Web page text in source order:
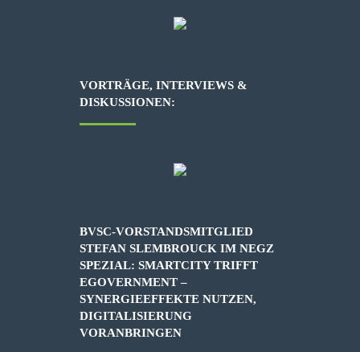
VORTRÄGE, INTERVIEWS &
DISKUSSIONEN:
BVSC-VORSTANDSMITGLIED
STEFAN SLEMBROUCK IM NEGZ
SPEZIAL: SMARTCITY TRIFFT
EGOVERNMENT –
SYNERGIEEFFEKTE NUTZEN,
DIGITALISIERUNG
VORANBRINGEN